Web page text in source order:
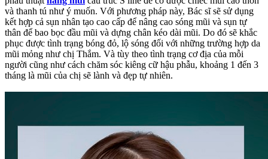
và thanh tú như ý muốn. Với phương pháp này, Bác sĩ sẽ sử dụng
kết hợp cả sụn nhân tạo cao cấp để nâng cao sóng mũi và sụn tự
thân để bao bọc đầu mũi và dựng chân kéo dài mũi. Do đó sẽ khắc
phục được tình trạng bóng đỏ, lộ sóng đối với những trường hợp da
mũi mỏng như chị Thắm. Và tùy theo tình trạng cơ địa của mỗi
người cũng như cách chăm sóc kiêng cữ hậu phẫu, khoảng 1 đến 3
tháng là mũi của chị sẽ lành và đẹp tự nhiên.